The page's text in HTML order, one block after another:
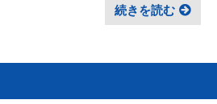
続きを読む